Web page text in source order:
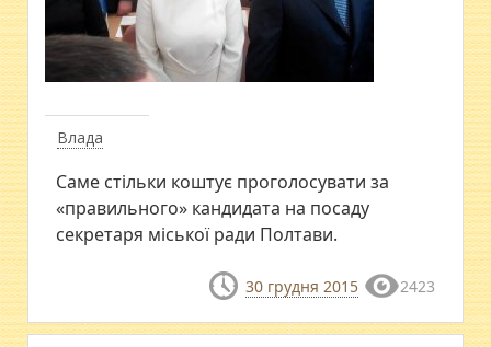
Влада
Саме стільки коштує проголосувати за
«правильного» кандидата на посаду
секретаря міської ради Полтави.
30 грудня 2015 2423